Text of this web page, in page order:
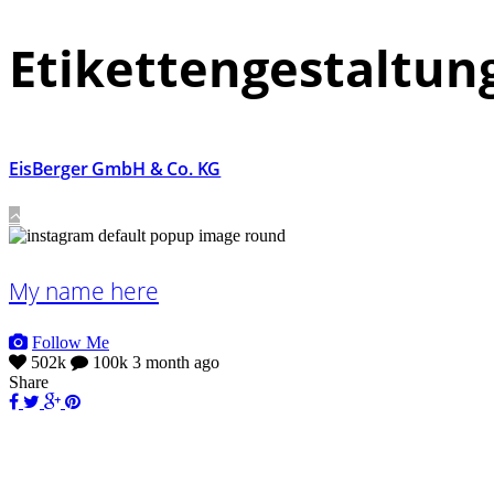
EisBerger GmbH & Co. KG
My name here
Follow Me
502k
100k 3 month ago
Share